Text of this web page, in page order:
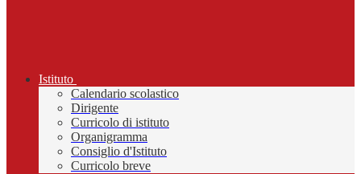
Istituto
Calendario scolastico
Dirigente
Curricolo di istituto
Organigramma
Consiglio d'Istituto
Curricolo breve